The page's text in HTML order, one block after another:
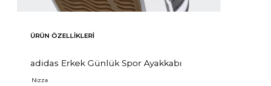
ÜRÜN ÖZELLIKLERI
adidas Erkek Günlük Spor Ayakkabı
Nizza